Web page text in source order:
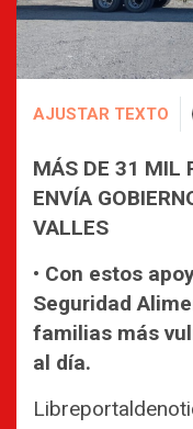
AJUSTAR TEXTO
MÁS DE 31 MIL
ENVÍA
VALLES
• Con estos
Seguridad
familias más
al día.